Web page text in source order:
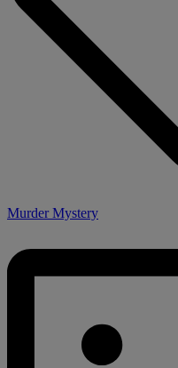
Murder Mystery